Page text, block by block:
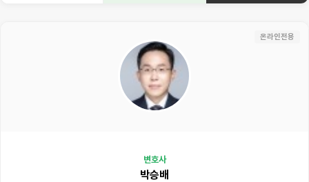
온라인전용
변호사
박승배